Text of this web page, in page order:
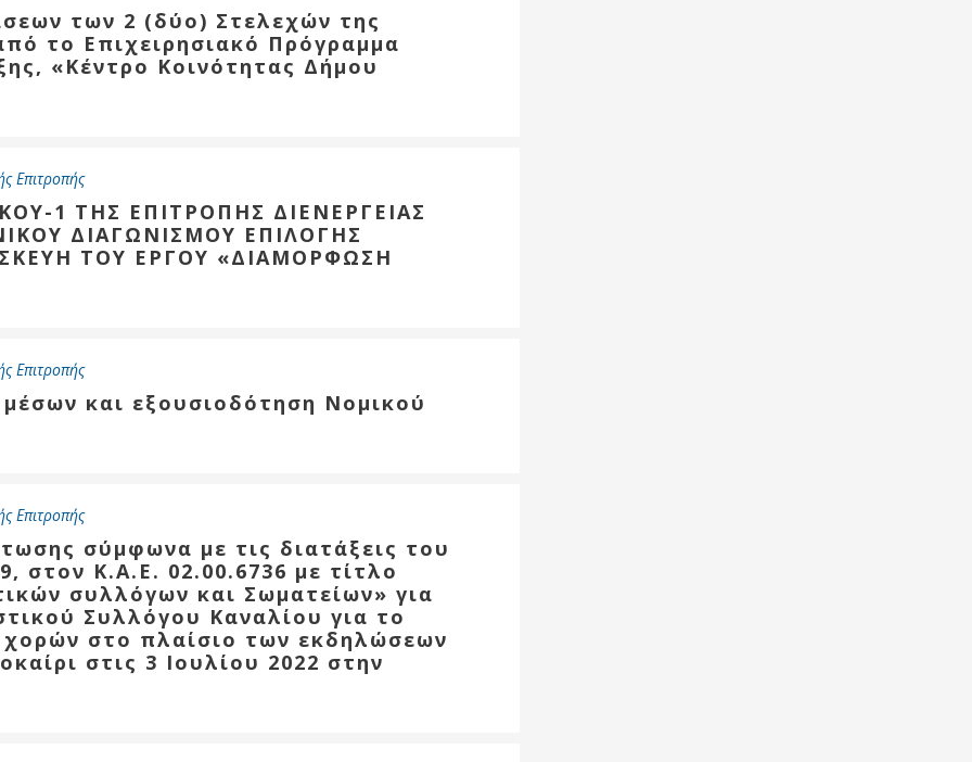
των 2 (δύο) Στελεχών της
το Επιχειρησιακό Πρόγραμμα
«Κέντρο Κοινότητας Δήμου
Επιτροπής
1 ΤΗΣ ΕΠΙΤΡΟΠΗΣ ΔΙΕΝΕΡΓΕΙΑΣ
ΔΙΑΓΩΝΙΣΜΟΥ ΕΠΙΛΟΓΗΣ
ΤΟΥ ΕΡΓΟΥ «ΔΙΑΜΟΡΦΩΣΗ
Επιτροπής
και εξουσιοδότηση Νομικού
Επιτροπής
σύμφωνα με τις διατάξεις του
στον Κ.Α.Ε. 02.00.6736 με τίτλο
συλλόγων και Σωματείων» για
Συλλόγου Καναλίου για το
στο πλαίσιο των εκδηλώσεων
στις 3 Ιουλίου 2022 στην